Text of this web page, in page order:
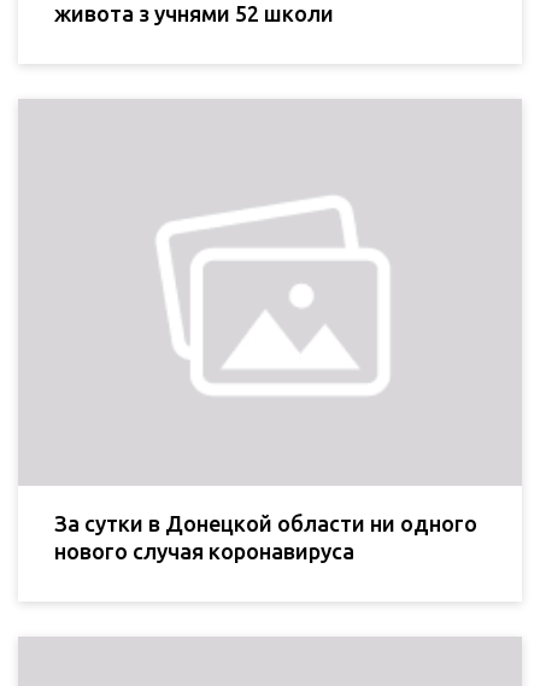
живота з учнями 52 школи
За сутки в Донецкой области ни одного
нового случая коронавируса